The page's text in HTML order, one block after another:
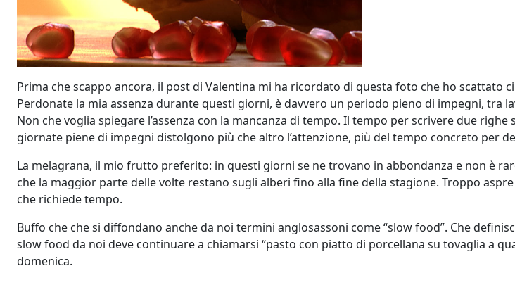
Prima che scappo ancora, il post di Valentina mi ha ricordato di questa foto che ho scattato
Perdonate la mia assenza durante questi giorni, è davvero un periodo pieno di impegni, tra
Non che voglia spiegare l’assenza con la mancanza di tempo. Il tempo per scrivere due
giornate piene di impegni distolgono più che altro l’attenzione, più del tempo concreto per
La melagrana, il mio frutto preferito: in questi giorni se ne trovano in abbondanza e non è
che la maggior parte delle volte restano sugli alberi fino alla fine della stagione. Troppo
che richiede tempo.
Buffo che che si diffondano anche da noi termini anglosassoni come “slow food”. Che
slow food da noi deve continuare a chiamarsi “pasto con piatto di porcellana su tovaglia a
domenica.